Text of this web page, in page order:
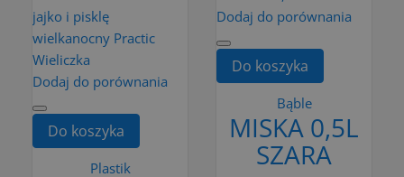
Dodaj do porównania
Do koszyka
Plastik
Dodaj do porównania
Do koszyka
Bąble
MISKA 0,5L
SZARA